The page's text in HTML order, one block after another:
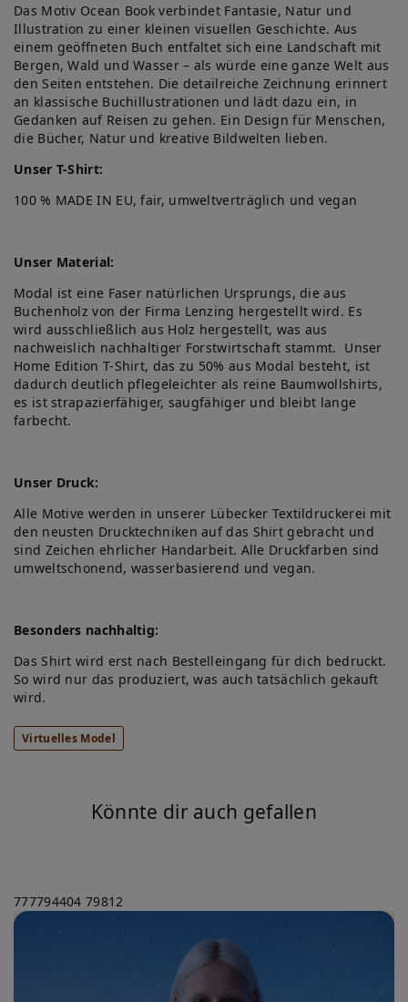
Das Motiv Ocean Book verbindet Fantasie, Natur und
Illustration zu einer kleinen visuellen Geschichte. Aus
einem geöffneten Buch entfaltet sich eine Landschaft mit
Bergen, Wald und Wasser – als würde eine ganze Welt aus
den Seiten entstehen. Die detailreiche Zeichnung erinnert
an klassische Buchillustrationen und lädt dazu ein, in
Gedanken auf Reisen zu gehen. Ein Design für Menschen,
die Bücher, Natur und kreative Bildwelten lieben.
Unser T-Shirt:
100 % MADE IN EU, fair, umweltverträglich und vegan
Unser Material:
Modal ist eine Faser natürlichen Ursprungs, die aus
Buchenholz von der Firma Lenzing hergestellt wird. Es
wird ausschließlich aus Holz hergestellt, was aus
nachweislich nachhaltiger Forstwirtschaft stammt. Unser
Home Edition T-Shirt, das zu 50% aus Modal besteht, ist
dadurch deutlich pflegeleichter als reine Baumwollshirts,
es ist strapazierfähiger, saugfähiger und bleibt lange
farbecht.
Unser Druck:
Alle Motive werden in unserer Lübecker Textildruckerei mit
den neusten Drucktechniken auf das Shirt gebracht und
sind Zeichen ehrlicher Handarbeit. Alle Druckfarben sind
umweltschonend, wasserbasierend und vegan.
Besonders nachhaltig:
Das Shirt wird erst nach Bestelleingang für dich bedruckt.
So wird nur das produziert, was auch tatsächlich gekauft
wird.
Virtuelles Model
Könnte dir auch gefallen
777794404 79812